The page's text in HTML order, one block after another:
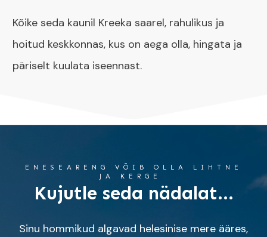
Kõike seda kaunil Kreeka saarel, rahulikus ja
hoitud keskkonnas, kus on aega olla, hingata ja
päriselt kuulata iseennast.
ENESEARENG VÕIB OLLA LIHTNE
JA KERGE
Kujutle seda nädalat...
Sinu hommikud algavad helesinise mere ääres,